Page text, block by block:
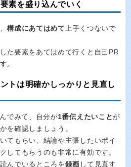
素を盛り込んでいく
構成にあてはめて 上手くつないで
た要素をあてはめて行くと自己PR
。
トは明確かしっかりと見直し
でみて、自分が1番伝えたいことが
を確認しましょう。
てもらい、結論や主張したいポイ
してもらうのも非常に有効です。
んでいるところを録画 して見直す